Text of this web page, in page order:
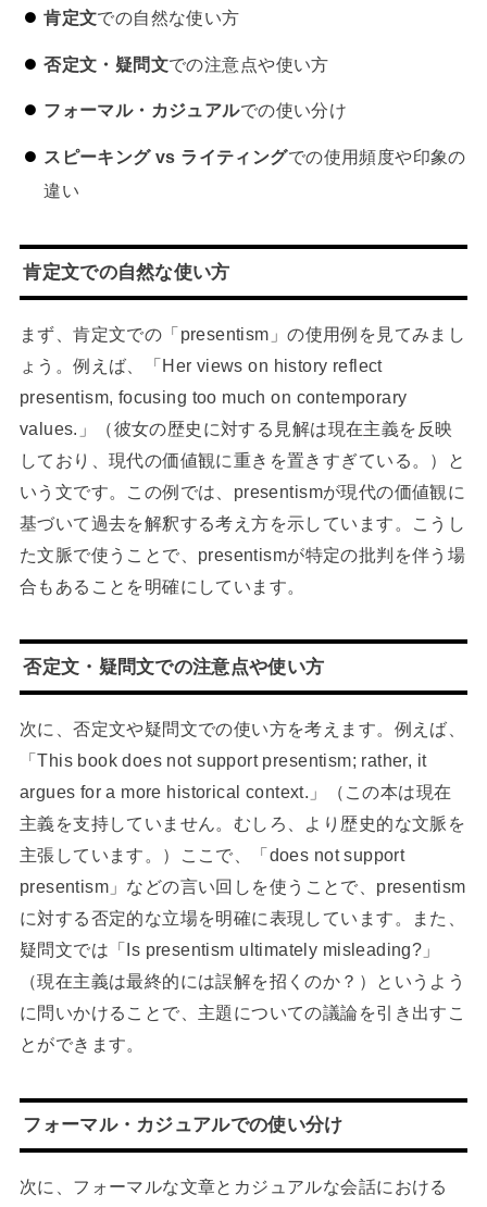
肯定文での自然な使い方
否定文・疑問文での注意点や使い方
フォーマル・カジュアルでの使い分け
スピーキング vs ライティングでの使用頻度や印象の
違い
肯定文での自然な使い方
まず、肯定文での「presentism」の使用例を見てみまし
ょう。例えば、「Her views on history reflect
presentism, focusing too much on contemporary
values.」（彼女の歴史に対する見解は現在主義を反映
しており、現代の価値観に重きを置きすぎている。）と
いう文です。この例では、presentismが現代の価値観に
基づいて過去を解釈する考え方を示しています。こうし
た文脈で使うことで、presentismが特定の批判を伴う場
合もあることを明確にしています。
否定文・疑問文での注意点や使い方
次に、否定文や疑問文での使い方を考えます。例えば、
「This book does not support presentism; rather, it
argues for a more historical context.」（この本は現在
主義を支持していません。むしろ、より歴史的な文脈を
主張しています。）ここで、「does not support
presentism」などの言い回しを使うことで、presentism
に対する否定的な立場を明確に表現しています。また、
疑問文では「Is presentism ultimately misleading?」
（現在主義は最終的には誤解を招くのか？）というよう
に問いかけることで、主題についての議論を引き出すこ
とができます。
フォーマル・カジュアルでの使い分け
次に、フォーマルな文章とカジュアルな会話における